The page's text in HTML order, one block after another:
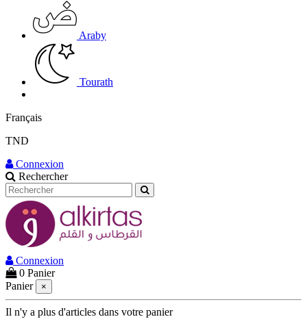
Araby
Tourath
Français
TND
Connexion
Rechercher
Connexion
0 Panier
Panier
×
Il n'y a plus d'articles dans votre panier